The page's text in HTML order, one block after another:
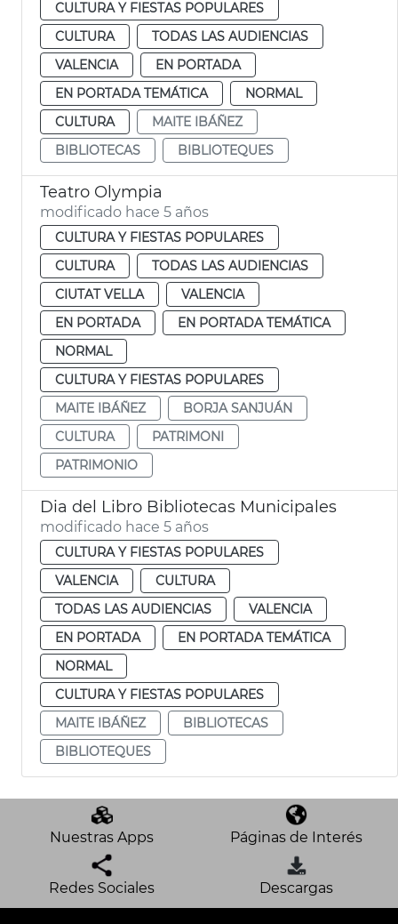
CULTURA Y FIESTAS POPULARES
CULTURA
TODAS LAS AUDIENCIAS
VALENCIA
EN PORTADA
EN PORTADA TEMÁTICA
NORMAL
CULTURA
MAITE IBÁÑEZ
BIBLIOTECAS
BIBLIOTEQUES
Teatro Olympia
modificado hace 5 años
CULTURA Y FIESTAS POPULARES
CULTURA
TODAS LAS AUDIENCIAS
CIUTAT VELLA
VALENCIA
EN PORTADA
EN PORTADA TEMÁTICA
NORMAL
CULTURA Y FIESTAS POPULARES
MAITE IBÁÑEZ
BORJA SANJUÁN
CULTURA
PATRIMONI
PATRIMONIO
Dia del Libro Bibliotecas Municipales
modificado hace 5 años
CULTURA Y FIESTAS POPULARES
VALENCIA
CULTURA
TODAS LAS AUDIENCIAS
VALENCIA
EN PORTADA
EN PORTADA TEMÁTICA
NORMAL
CULTURA Y FIESTAS POPULARES
MAITE IBÁÑEZ
BIBLIOTECAS
BIBLIOTEQUES
Nuestras Apps Páginas de Interés
Redes Sociales Descargas